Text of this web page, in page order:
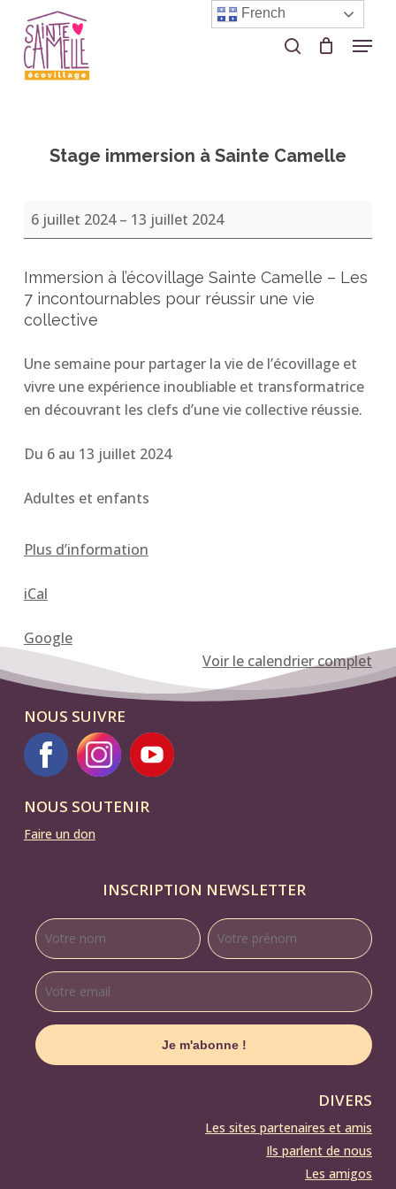
main
content
search Menu
Stage immersion à Sainte Camelle
Stage
immersion
Sainte
Camelle
6 juillet 2024 – 13 juillet 2024
Immersion à l’écovillage Sainte Camelle – Les
7 incontournables pour réussir une vie
collective
Une semaine pour partager la vie de l’écovillage et
vivre une expérience inoubliable et transformatrice
en découvrant les clefs d’une vie collective réussie.
Du 6 au 13 juillet 2024
Adultes et enfants
Plus d’information
iCal
Google
Voir le calendrier complet
NOUS SUIVRE
NOUS SOUTENIR
Faire un don
INSCRIPTION NEWSLETTER
DIVERS
Les sites partenaires et amis
Ils parlent de nous
Les amigos
Close
French